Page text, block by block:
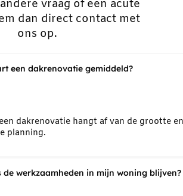
vraag of een acute
dan direct contact met
ons op.
een dakrenovatie gemiddeld?
dakrenovatie hangt af van de grootte
planning.
de werkzaamheden in mijn woning blijven?